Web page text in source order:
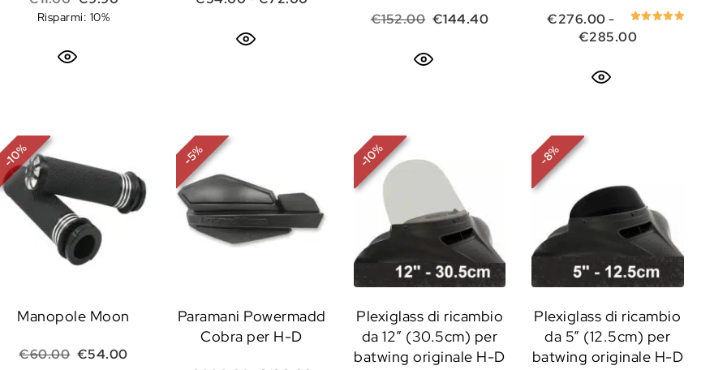
Risparmi: 10% €152.00 Il prezzo originale era: €152.00.
€144.40Il prezzo attuale è: €144.40.
€276.00-
€285.00Fascia di
-
10
%
Manopole Moon
€60.00 Il prezzo originale era: €60.00.
€54.00Il prezzo attuale è: €54.00.
-
5
%
Paramani Powermadd
Cobra per H-D
-
10
%
Plexiglass di ricambio
da 12” (30.5cm) per
batwing originale H-D
-
8
%
Plexiglass di ricambio
da 5” (12.5cm) per
batwing originale H-D